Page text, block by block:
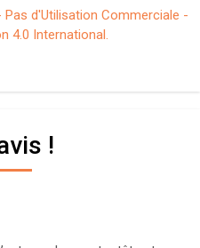
d'Utilisation Commerciale -
4.0 International.
!